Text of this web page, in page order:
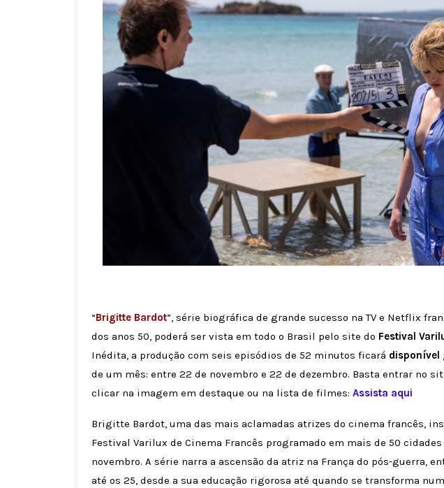
“Brigitte Bardot”, série biográfica de grande sucesso na TV e Netflix
dos anos 50, poderá ser vista em todo o Brasil pelo site do Festival
Inédita, a produção com seis episódios de 52 minutos ficará disponível
de um mês: entre 22 de novembro e 22 de dezembro. Basta entrar no
clicar na imagem em destaque ou na lista de filmes: Assista aqui
Brigitte Bardot, uma das mais aclamadas atrizes do cinema francês,
Festival Varilux de Cinema Francês programado em mais de 50
novembro. A série narra a ascensão da atriz na França do pós-guerra,
até os 25, desde a sua educação rigorosa até quando se transforma